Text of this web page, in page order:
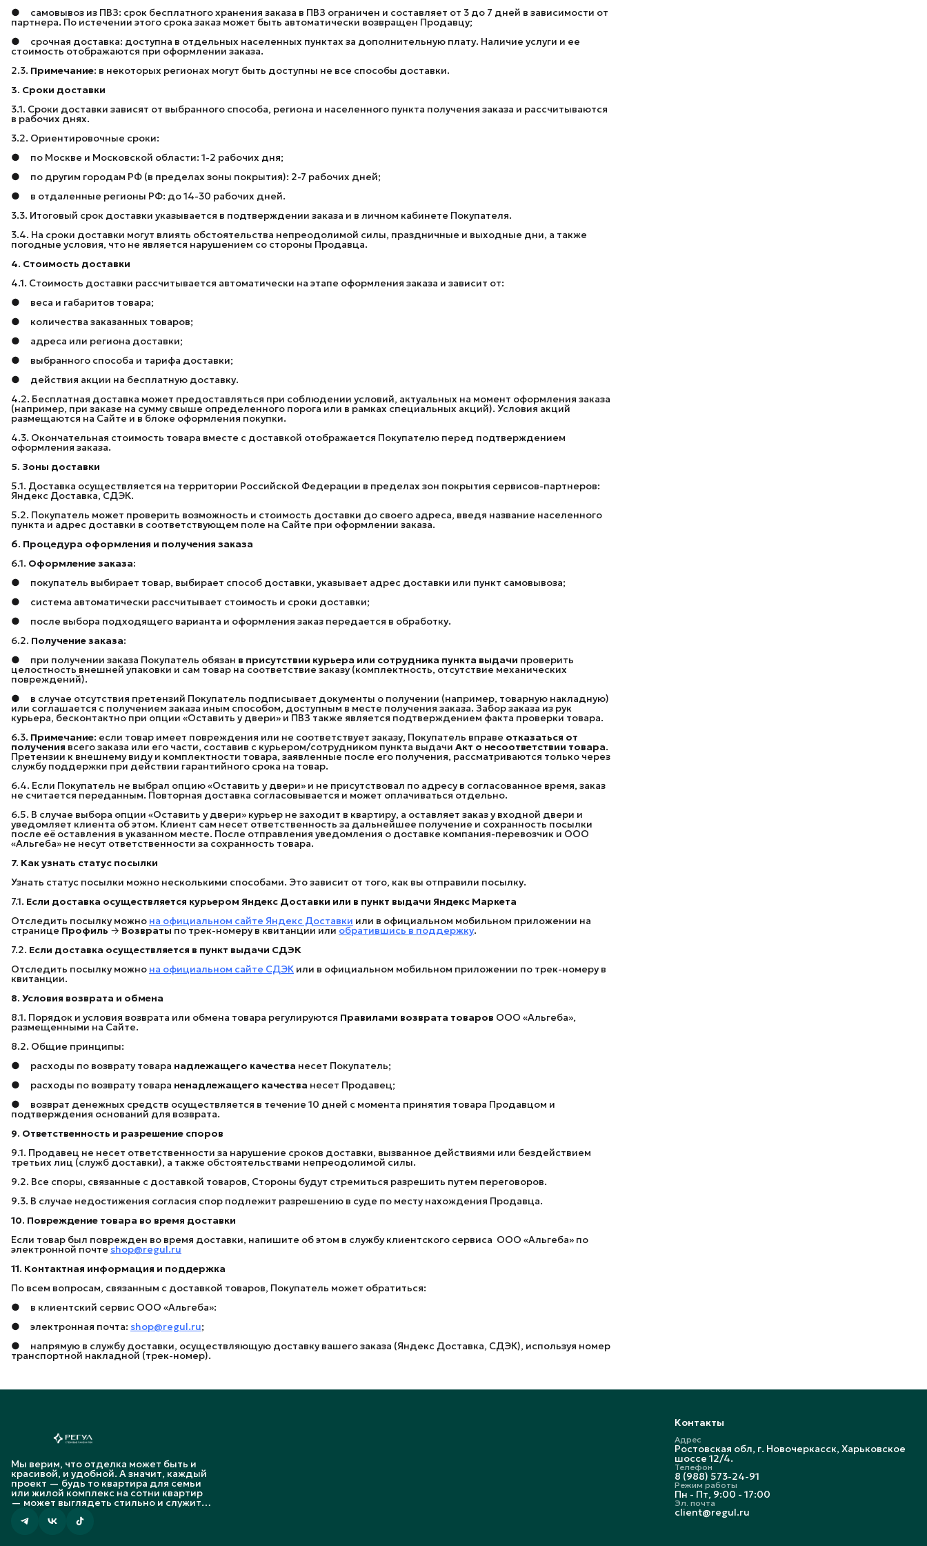
● самовывоз из ПВЗ: срок бесплатного хранения заказа в ПВЗ ограничен и составляет от 3 до 7 дней в зависимости от
партнера. По истечении этого срока заказ может быть автоматически возвращен Продавцу;
● срочная доставка: доступна в отдельных населенных пунктах за дополнительную плату. Наличие услуги и ее
стоимость отображаются при оформлении заказа.
2.3. Примечание: в некоторых регионах могут быть доступны не все способы доставки.
3. Сроки доставки
3.1. Сроки доставки зависят от выбранного способа, региона и населенного пункта получения заказа и рассчитываются
в рабочих днях.
3.2. Ориентировочные сроки:
● по Москве и Московской области: 1-2 рабочих дня;
● по другим городам РФ (в пределах зоны покрытия): 2-7 рабочих дней;
● в отдаленные регионы РФ: до 14-30 рабочих дней.
3.3. Итоговый срок доставки указывается в подтверждении заказа и в личном кабинете Покупателя.
3.4. На сроки доставки могут влиять обстоятельства непреодолимой силы, праздничные и выходные дни, а также
погодные условия, что не является нарушением со стороны Продавца.
4. Стоимость доставки
4.1. Стоимость доставки рассчитывается автоматически на этапе оформления заказа и зависит от:
● веса и габаритов товара;
● количества заказанных товаров;
● адреса или региона доставки;
● выбранного способа и тарифа доставки;
● действия акции на бесплатную доставку.
4.2. Бесплатная доставка может предоставляться при соблюдении условий, актуальных на момент оформления заказа
(например, при заказе на сумму свыше определенного порога или в рамках специальных акций). Условия акций
размещаются на Сайте и в блоке оформления покупки.
4.3. Окончательная стоимость товара вместе с доставкой отображается Покупателю перед подтверждением
оформления заказа.
5. Зоны доставки
5.1. Доставка осуществляется на территории Российской Федерации в пределах зон покрытия сервисов-партнеров:
Яндекс Доставка, СДЭК.
5.2. Покупатель может проверить возможность и стоимость доставки до своего адреса, введя название населенного
пункта и адрес доставки в соответствующем поле на Сайте при оформлении заказа.
6. Процедура оформления и получения заказа
6.1. Оформление заказа:
● покупатель выбирает товар, выбирает способ доставки, указывает адрес доставки или пункт самовывоза;
● система автоматически рассчитывает стоимость и сроки доставки;
● после выбора подходящего варианта и оформления заказ передается в обработку.
6.2. Получение заказа:
● при получении заказа Покупатель обязан в присутствии курьера или сотрудника пункта выдачи проверить
целостность внешней упаковки и сам товар на соответствие заказу (комплектность, отсутствие механических
повреждений).
● в случае отсутствия претензий Покупатель подписывает документы о получении (например, товарную накладную)
или соглашается с получением заказа иным способом, доступным в месте получения заказа. Забор заказа из рук
курьера, бесконтактно при опции «Оставить у двери» и ПВЗ также является подтверждением факта проверки товара.
6.3. Примечание: если товар имеет повреждения или не соответствует заказу, Покупатель вправе отказаться от
получения всего заказа или его части, составив с курьером/сотрудником пункта выдачи Акт о несоответствии товара.
Претензии к внешнему виду и комплектности товара, заявленные после его получения, рассматриваются только через
службу поддержки при действии гарантийного срока на товар.
6.4. Если Покупатель не выбрал опцию «Оставить у двери» и не присутствовал по адресу в согласованное время, заказ
не считается переданным. Повторная доставка согласовывается и может оплачиваться отдельно.
6.5. В случае выбора опции «Оставить у двери» курьер не заходит в квартиру, а оставляет заказ у входной двери и
уведомляет клиента об этом. Клиент сам несет ответственность за дальнейшее получение и сохранность посылки
после её оставления в указанном месте. После отправления уведомления о доставке компания-перевозчик и ООО
«Альгеба» не несут ответственности за сохранность товара.
7. Как узнать статус посылки
Узнать статус посылки можно несколькими способами. Это зависит от того, как вы отправили посылку.
7.1. Если доставка осуществляется курьером Яндекс Доставки или в пункт выдачи Яндекс Маркета
Отследить посылку можно на официальном сайте Яндекс Доставки или в официальном мобильном приложении на
странице Профиль→ Возвратыпо трек-номеру в квитанции или обратившись в поддержку.
7.2. Если доставка осуществляется в пункт выдачи СДЭК
Отследить посылку можно на официальном сайте СДЭК или в официальном мобильном приложении по трек-номеру в
квитанции.
8. Условия возврата и обмена
8.1. Порядок и условия возврата или обмена товара регулируются Правилами возврата товаров ООО «Альгеба»,
размещенными на Сайте.
8.2. Общие принципы:
● расходы по возврату товара надлежащего качества несет Покупатель;
● расходы по возврату товара ненадлежащего качества несет Продавец;
● возврат денежных средств осуществляется в течение 10 дней с момента принятия товара Продавцом и
подтверждения оснований для возврата.
9. Ответственность и разрешение споров
9.1. Продавец не несет ответственности за нарушение сроков доставки, вызванное действиями или бездействием
третьих лиц (служб доставки), а также обстоятельствами непреодолимой силы.
9.2. Все споры, связанные с доставкой товаров, Стороны будут стремиться разрешить путем переговоров.
9.3. В случае недостижения согласия спор подлежит разрешению в суде по месту нахождения Продавца.
10. Повреждение товара во время доставки
Если товар был поврежден во время доставки, напишите об этом в службу клиентского сервиса ООО «Альгеба» по
электронной почтеshop@regul.ru
11. Контактная информация и поддержка
По всем вопросам, связанным с доставкой товаров, Покупатель может обратиться:
● в клиентский сервис ООО «Альгеба»:
● электронная почта: shop@regul.ru;
● напрямую в службу доставки, осуществляющую доставку вашего заказа (Яндекс Доставка, СДЭК), используя номер
транспортной накладной (трек-номер).
Мы верим, что отделка может быть и
красивой, и удобной. А значит, каждый
проект — будь то квартира для семьи
или жилой комплекс на сотни квартир
— может выглядеть стильно и служить
Контакты
Адрес
Ростовская обл, г. Новочеркасск, Харьковское
шоссе 12/4.
Телефон
8 (988) 573-24-91
Режим работы
Пн - Пт, 9:00 - 17:00
Эл. почта
client@regul.ru